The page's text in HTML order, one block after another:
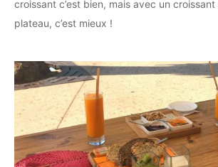
croissant c’est bien, mais avec un croissant
plateau, c’est mieux !